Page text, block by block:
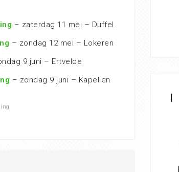
– zaterdag 11 mei – Duffel
– zondag 12 mei – Lokeren
9 juni – Ertvelde
– zondag 9 juni – Kapellen